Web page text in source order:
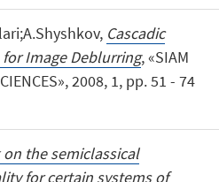
Cascadic
Image Deblurring, «SIAM
2008, 1, pp. 51 - 74
on the semiclassical
for certain systems of